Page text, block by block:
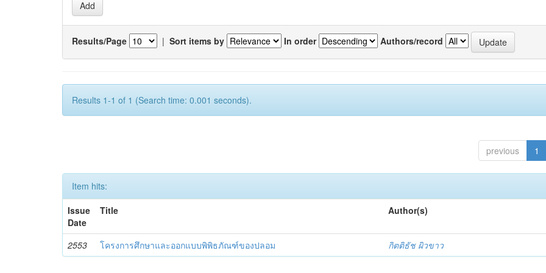
Results/Page | Sort items by In order Authors/record
Results 1-1 of 1 (Search time: 0.001 seconds).
previous 1
Item hits:
Issue
Date
Title Author(s)
2553 โครงการศึกษาและออกแบบพิพิธภัณฑ์ของปลอม กิตติธัช ผิวขาว